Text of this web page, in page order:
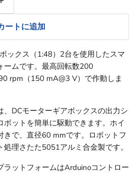
ートに追加
ックス（1:48）2台を使用したスマ
ームです。最高回転数200
rpm（150 mA@3 V）で作動しま
、DCモーターギアボックスの出力シ
ボットを簡単に駆動できます。ホイ
きで、直径60 mmです。ロボットフ
理さたた5051アルミ合金製です。
ラットフォームはArduinoコントロー